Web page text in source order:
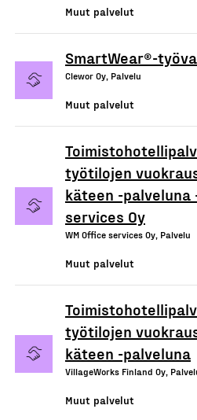
Muut palvelut
SmartWear®-
Clewor Oy, Palvelu
Muut palvelut
työtilojen
käteen -palveluna
services Oy
WM Office services Oy, Palvelu
Muut palvelut
työtilojen
käteen -palveluna
VillageWorks Finland Oy,
Muut palvelut